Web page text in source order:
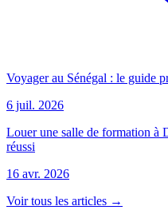
Voyager au Sénégal : le guide
6 juil. 2026
Louer une salle de formation à
réussi
16 avr. 2026
Voir tous les articles →